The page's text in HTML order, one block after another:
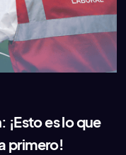
es lo que
primero!